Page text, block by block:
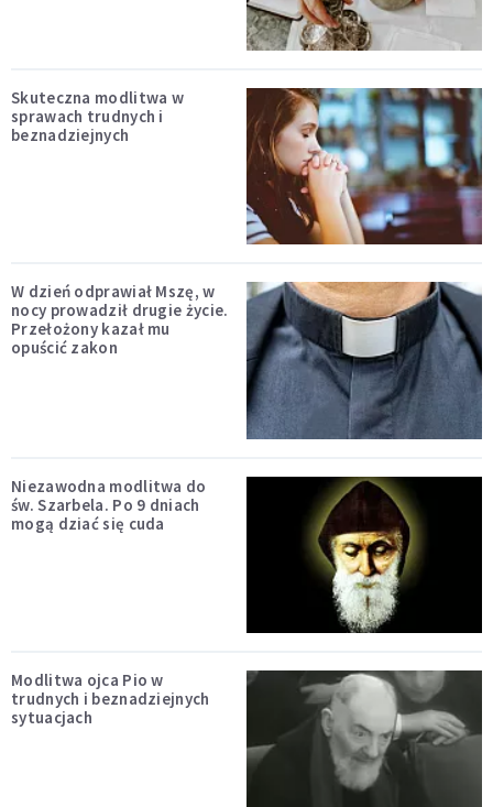
Skuteczna modlitwa w
sprawach trudnych i
beznadziejnych
W dzień odprawiał Mszę, w
nocy prowadził drugie życie.
Przełożony kazał mu
opuścić zakon
Niezawodna modlitwa do
św. Szarbela. Po 9 dniach
mogą dziać się cuda
Modlitwa ojca Pio w
trudnych i beznadziejnych
sytuacjach